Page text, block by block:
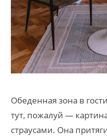
Обеденная зона в
тут, пожалуй —
страусами. Она